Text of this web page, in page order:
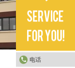
电话